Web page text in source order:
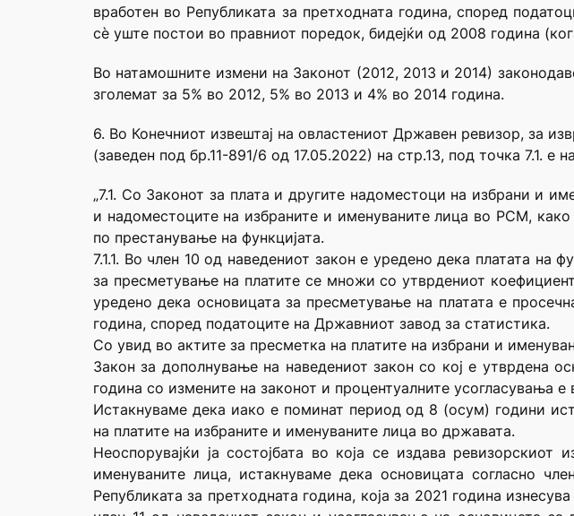
вработен во Републиката за претходната година, според
сѐ уште постои во правниот поредок, бидејќи од 2008 година
Во натамошните измени на Законот (2012, 2013 и 2014)
зголемат за 5% во 2012, 5% во 2013 и 4% во 2014 година.
6. Во Конечниот извештај на овластениот Државен ревизор, за
(заведен под бр.11-891/6 од 17.05.2022) на стр.13, под точка 7.1. е
„7.1. Со Законот за плата и другите надоместоци на избрани и
и надоместоците на избраните и именуваните лица во РСМ,
по престанување на функцијата.
7.1.1. Во член 10 од наведениот закон е уредено дека платата
за пресметување на платите се множи со утврдениот
уредено дека основицата за пресметување на платата е
година, според податоците на Државниот завод за статистика.
Со увид во актите за пресметка на платите на избрани и
Закон за дополнување на наведениот закон со кој е утврдена
година со измените на законот и процентуалните усогласувања
Истакнуваме дека иако е поминат период од 8 (осум) години
на платите на избраните и именуваните лица во државата.
Неоспорувајќи ја состојбата во која се издава
именуваните лица, истакнуваме дека основицата согласно
Републиката за претходната година, која за 2021 година